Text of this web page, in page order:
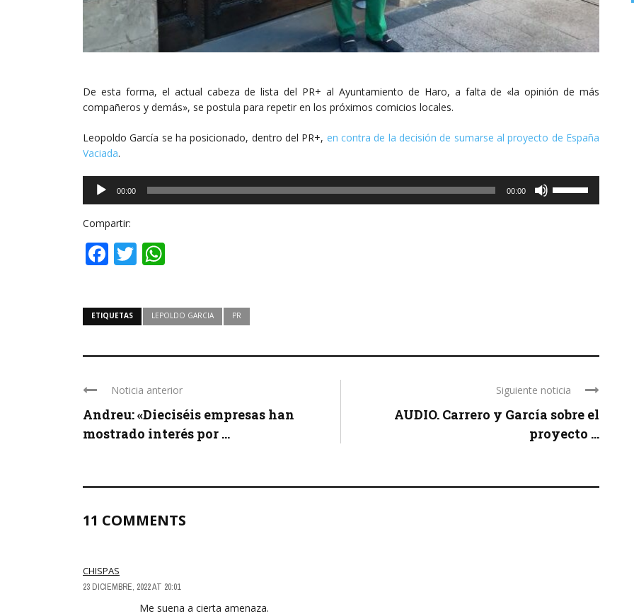
De esta forma, el actual cabeza de lista del PR+ al Ayuntamiento de Haro, a falta de «la opinión de más
compañeros y demás», se postula para repetir en los próximos comicios locales.
Leopoldo García se ha posicionado, dentro del PR+, en contra de la decisión de sumarse al proyecto de España
Vaciada.
Reproductor
00:00 00:00
volumen.
Compartir:
Facebook
Twitter
ETIQUETAS LEPOLDO GARCIA PR
Noticia anterior
Andreu: «Dieciséis empresas han
mostrado interés por ...
Siguiente noticia
AUDIO. Carrero y García sobre el
proyecto ...
11 COMMENTS
CHISPAS
23 DICIEMBRE, 2022 AT 20:01
Me suena a cierta amenaza.